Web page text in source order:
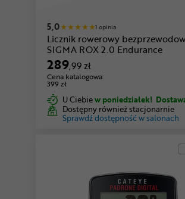
5,0 1 opinia
Licznik rowerowy
SIGMA ROX 2.0 Endurance
289,99 zł
Cena katalogowa:
399 zł
U Ciebiew poniedziałek!
Dostępny również stacjonarnie
Sprawdź dostępność w salonach